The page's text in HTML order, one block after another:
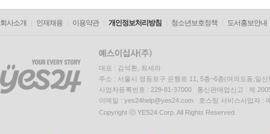
회사소개 인재채용 이용약관 개인정보처리방침 청소년보호정책 도서홍보안내
대표 : 김석환, 최세라
주소 : 서울시 영등포구 은행로 11, 5층~6층(여의도동,일신
사업자등록번호 : 229-81-37000 통신판매업신고 : 제
이메일 : yes24help@yes24.com 호스팅 서비스사업자 :
Copyright ⓒ YES24 Corp. All Rights Reserved.